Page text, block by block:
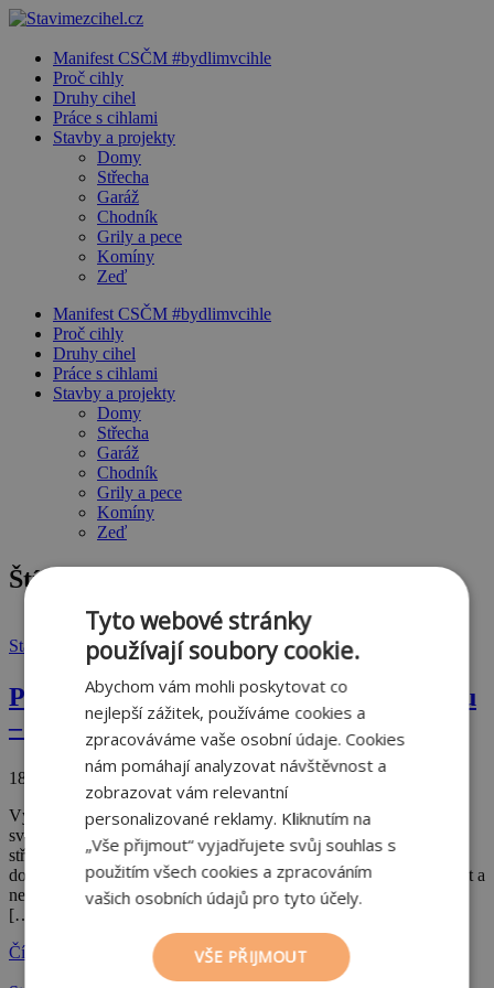
Manifest CSČM #bydlimvcihle
Proč cihly
Druhy cihel
Práce s cihlami
Stavby a projekty
Domy
Střecha
Garáž
Chodník
Grily a pece
Komíny
Zeď
Manifest CSČM #bydlimvcihle
Proč cihly
Druhy cihel
Práce s cihlami
Stavby a projekty
Domy
Střecha
Garáž
Chodník
Grily a pece
Komíny
Zeď
Štítek:
Stavby a projekty,Střecha
Pálená střecha je korunou každého domu
– 2. díl: Krytina a další pojmy
18. 4. 2022
Výběr materiálů pro zastřešení je velmi velký. Každý materiál má
své výhody a nevýhody. Ne každý materiál je vhodný pro každou
střechu. Kromě povedeného vzhledu musí střecha splňovat
dokonalou funkci. Srážková voda musí mít možnost rychle odtékat a
nesmí se hromadit pod střechou. Při výběru cihel dbejte na to, aby
[…]
Číst více
Tyto webové stránky
používají soubory cookie.
Abychom vám mohli poskytovat co
nejlepší zážitek, používáme cookies a
zpracováváme vaše osobní údaje. Cookies
nám pomáhají analyzovat návštěvnost a
zobrazovat vám relevantní
personalizované reklamy. Kliknutím na
„Vše přijmout“ vyjadřujete svůj souhlas s
použitím všech cookies a zpracováním
vašich osobních údajů pro tyto účely.
VŠE PŘIJMOUT